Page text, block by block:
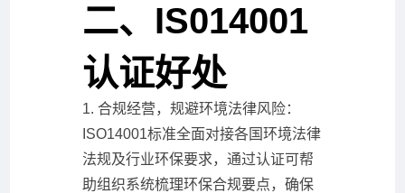
二、IS014001
认证好处
1. 合规经营，规避环境法律风险：
ISO14001标准全面对接各国环境法律
法规及行业环保要求，通过认证可帮
助组织系统梳理环保合规要点，确保